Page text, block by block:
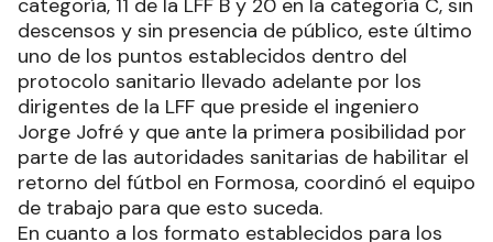
categoría, 11 de la LFF B y 20 en la categoría C, sin
descensos y sin presencia de público, este último
uno de los puntos establecidos dentro del
protocolo sanitario llevado adelante por los
dirigentes de la LFF que preside el ingeniero
Jorge Jofré y que ante la primera posibilidad por
parte de las autoridades sanitarias de habilitar el
retorno del fútbol en Formosa, coordinó el equipo
de trabajo para que esto suceda.
En cuanto a los formato establecidos para los